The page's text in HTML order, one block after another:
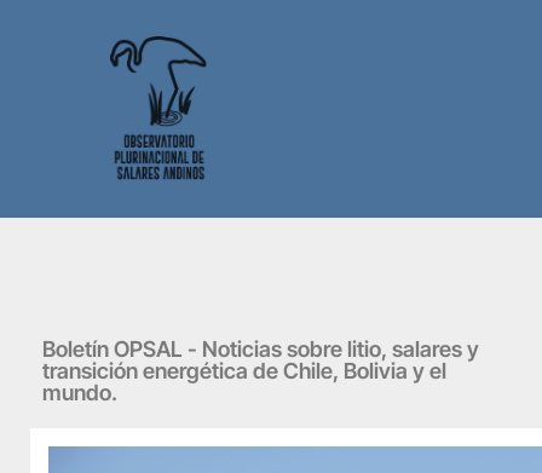
Boletín OPSAL - Noticias sobre litio, salares y
transición energética de Chile, Bolivia y el
mundo.